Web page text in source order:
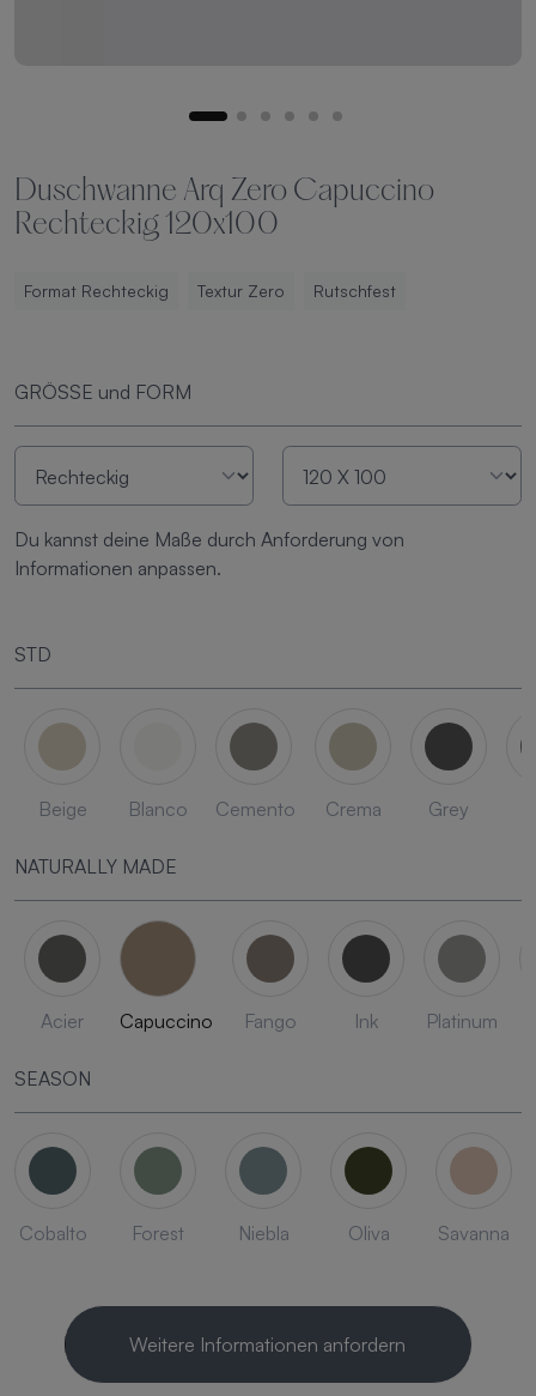
Duschwanne Arq Zero Capuccino
Rechteckig 120x100
Format Rechteckig Textur Zero Rutschfest
GRÖSSE und FORM
Du kannst deine Maße durch Anforderung von
Informationen anpassen.
STD
Beige Blanco Cemento Crema Grey
NATURALLY MADE
Acier Capuccino Fango Ink Platinum
SEASON
Cobalto Forest Niebla Oliva Savanna
Weitere Informationen anfordern